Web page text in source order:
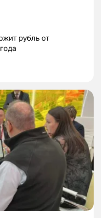
рубль от